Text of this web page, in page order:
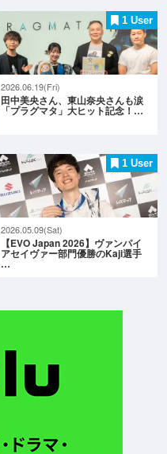
1 User
2026.06.19(Fri)
田中美央さん、東山奈央さんも涙
「プラグマタ」大ヒット記念！…
1 User
2026.05.09(Sat)
【EVO Japan 2026】ヴァンパイ
アセイヴァー部門優勝のKaji選手
…